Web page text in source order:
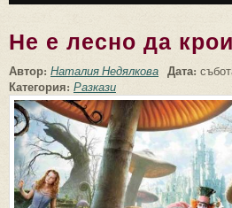
Не е лесно да
Автор: Наталия Недялкова Дата:
Категория: Разкази